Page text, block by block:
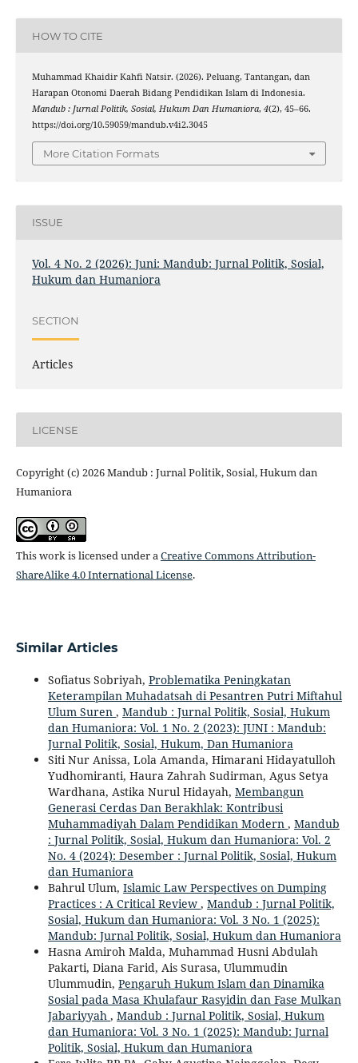
HOW TO CITE
Muhammad Khaidir Kahfi Natsir. (2026). Peluang, Tantangan, dan
Harapan Otonomi Daerah Bidang Pendidikan Islam di Indonesia.
Mandub : Jurnal Politik, Sosial, Hukum Dan Humaniora, 4(2), 45–66.
https://doi.org/10.59059/mandub.v4i2.3045
More Citation Formats
ISSUE
Vol. 4 No. 2 (2026): Juni: Mandub: Jurnal Politik, Sosial,
Hukum dan Humaniora
SECTION
Articles
LICENSE
Copyright (c) 2026 Mandub : Jurnal Politik, Sosial, Hukum dan
Humaniora
This work is licensed under aCreative Commons Attribution-
ShareAlike 4.0 International License.
Similar Articles
Sofiatus Sobriyah, Problematika Peningkatan
Keterampilan Muhadatsah di Pesantren Putri Miftahul
Ulum Suren , Mandub : Jurnal Politik, Sosial, Hukum
dan Humaniora: Vol. 1 No. 2 (2023): JUNI : Mandub:
Jurnal Politik, Sosial, Hukum, Dan Humaniora
Siti Nur Anissa, Lola Amanda, Himarani Hidayatulloh
Yudhomiranti, Haura Zahrah Sudirman, Agus Setya
Wardhana, Astika Nurul Hidayah, Membangun
Generasi Cerdas Dan Berakhlak: Kontribusi
Muhammadiyah Dalam Pendidikan Modern , Mandub
: Jurnal Politik, Sosial, Hukum dan Humaniora: Vol. 2
No. 4 (2024): Desember : Jurnal Politik, Sosial, Hukum
dan Humaniora
Bahrul Ulum, Islamic Law Perspectives on Dumping
Practices : A Critical Review , Mandub : Jurnal Politik,
Sosial, Hukum dan Humaniora: Vol. 3 No. 1 (2025):
Mandub: Jurnal Politik, Sosial, Hukum dan Humaniora
Hasna Amiroh Malda, Muhammad Husni Abdulah
Pakarti, Diana Farid, Ais Surasa, Ulummudin
Ulummudin, Pengaruh Hukum Islam dan Dinamika
Sosial pada Masa Khulafaur Rasyidin dan Fase Mulkan
Jabariyyah , Mandub : Jurnal Politik, Sosial, Hukum
dan Humaniora: Vol. 3 No. 1 (2025): Mandub: Jurnal
Politik, Sosial, Hukum dan Humaniora